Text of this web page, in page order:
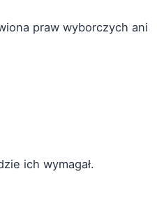
praw wyborczych ani
ich wymagał.